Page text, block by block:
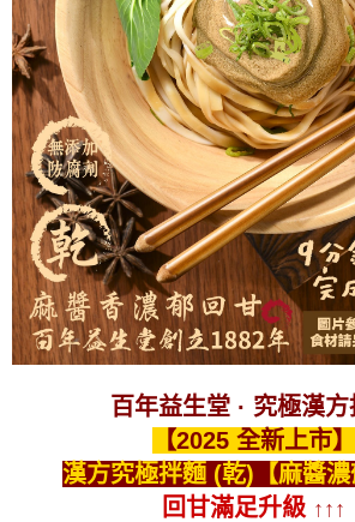
百年益生堂 · 究極漢
【2025 全新上市】
漢方究極拌麵 (乾)【麻醬濃
回甘滿足升級 ↑↑↑